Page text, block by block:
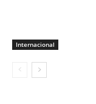
Internacional